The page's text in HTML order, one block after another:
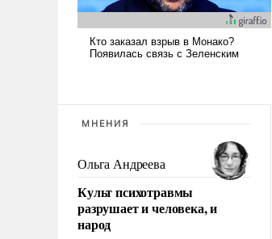
МНЕНИЯ
Ольга Андреева
Культ психотравмы
разрушает и человека, и
народ